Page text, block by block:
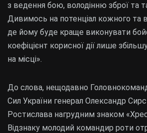
з ведення бою, володінню зброї та
Дивимось на потенціал кожного та
де йому буде краще виконувати
коефіцієнт корисної дії лише
на місці».
До слова, нещодавно
Сил України генерал Олександр
Ростислава нагрудним знаком
Відзнаку молодий командир роти